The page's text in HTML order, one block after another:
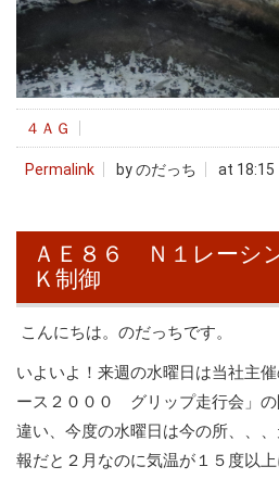
４ＡＧ
Permalink by のだっち at 18:15
ＡＥ８６ Ｎ１レーシ
Ｋ制御
こんにちは。のだっちです。
いよいよ！来週の水曜日は当社主
ース２０００ グリップ走行会」の
違い、今度の水曜日は今の所、、
報だと２月なのに気温が１５度以